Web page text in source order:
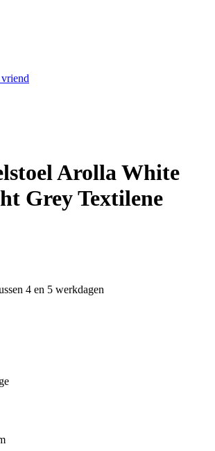
Arolla White
Grey Textilene
4 en 5 werkdagen